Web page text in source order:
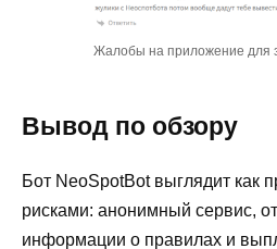
Жалобы на приложение для
Вывод по обзору
Бот NeoSpotBot выглядит как
рисками: анонимный сервис,
информации о правилах и